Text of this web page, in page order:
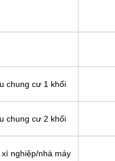
chung cư 1 khối
chung cư 2 khối
nghiệp/nhà máy